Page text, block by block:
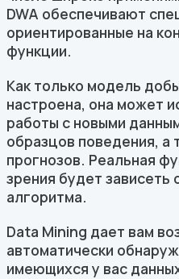
DWA обеспечивают
ориентированные на
функции.
Как только модель
настроена, она может
работы с новыми
образцов поведения, а
прогнозов. Реальная
зрения будет зависеть
алгоритма.
Data Mining дает вам
автоматически
имеющихся у вас